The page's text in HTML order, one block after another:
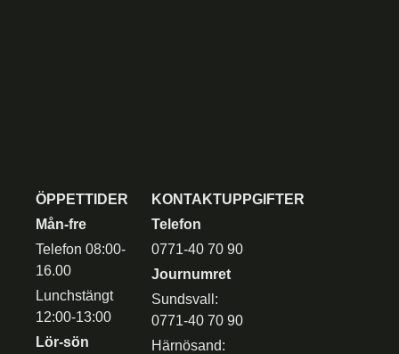
ÖPPETTIDER
Mån-fre
Telefon 08:00-
16.00
Lunchstängt
12:00-13:00
Lör-sön
KONTAKTUPPGIFTER
Telefon
0771-40 70 90
Journumret
Sundsvall:
0771-40 70 90
Härnösand: